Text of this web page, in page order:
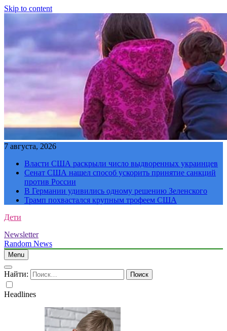
Skip to content
7 августа, 2026
Власти США раскрыли число выдворенных украинцев
Сенат США нашел способ ускорить принятие санкций
против России
В Германии удивились одному решению Зеленского
Трамп похвастался крупным трофеем США
Дети
Newsletter
Random News
Menu
Найти:
Headlines